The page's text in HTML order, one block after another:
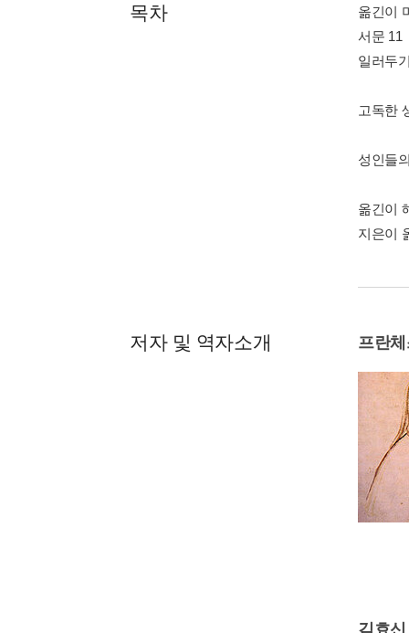
목차
옮긴이
서문 11
일러두
고독한
성인들
옮긴이
지은이
저자 및 역자소개 프란
김효신